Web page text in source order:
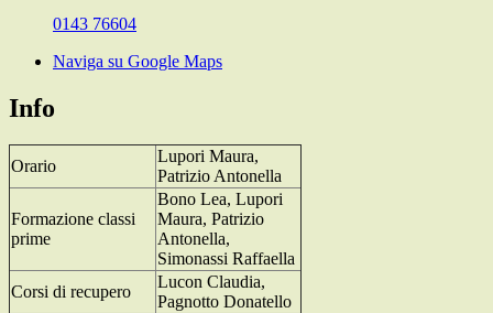
0143 76604
Naviga su Google Maps
Info
Orario
Lupori Maura,
Patrizio Antonella
Formazione classi
prime
Bono Lea, Lupori
Maura, Patrizio
Antonella,
Simonassi Raffaella
Corsi di recupero
Lucon Claudia,
Pagnotto Donatello